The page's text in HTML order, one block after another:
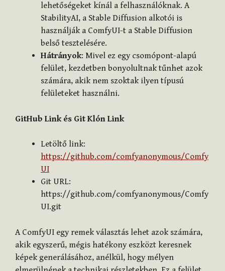
lehetőségeket kínál a felhasználóknak. A
StabilityAI, a Stable Diffusion alkotói is
használják a ComfyUI-t a Stable Diffusion
belső tesztelésére.
Hátrányok: Mivel ez egy csomópont-alapú
felület, kezdetben bonyolultnak tűnhet azok
számára, akik nem szoktak ilyen típusú
felületeket használni.
GitHub Link és Git Klón Link
Letöltő link:
https://github.com/comfyanonymous/Comfy
UI
Git URL:
https://github.com/comfyanonymous/Comfy
UI.git
A ComfyUI egy remek választás lehet azok számára,
akik egyszerű, mégis hatékony eszközt keresnek
képek generálásához, anélkül, hogy mélyen